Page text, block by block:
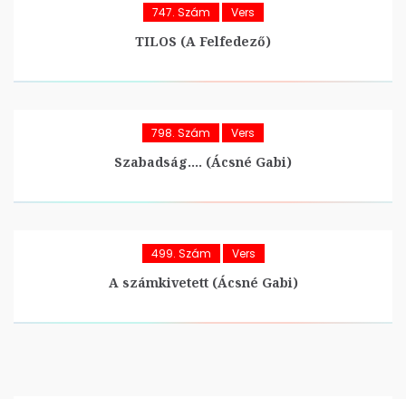
747. Szám Vers
TILOS (A Felfedező)
798. Szám Vers
Szabadság…. (Ácsné Gabi)
499. Szám Vers
A számkivetett (Ácsné Gabi)